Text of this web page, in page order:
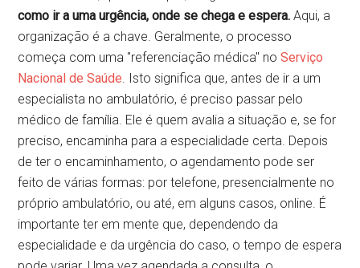
como ir a uma urgência, onde se chega e espera. Aqui, a
organização é a chave. Geralmente, o processo
começa com uma "referenciação médica" noServiço
Nacional de Saúde . Isto significa que, antes de ir a um
especialista no ambulatório, é preciso passar pelo
médico de família. Ele é quem avalia a situação e, se for
preciso, encaminha para a especialidade certa. Depois
de ter o encaminhamento, o agendamento pode ser
feito de várias formas: por telefone, presencialmente no
próprio ambulatório, ou até, em alguns casos, online. É
importante ter em mente que, dependendo da
especialidade e da urgência do caso, o tempo de espera